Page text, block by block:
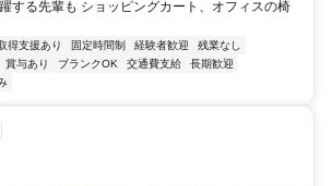
する先輩も ショッピングカート、オフィスの椅
得支援あり 固定時間制 経験者歓迎
残業なし
賞与あり ブランクOK 交通費支給
長期歓迎